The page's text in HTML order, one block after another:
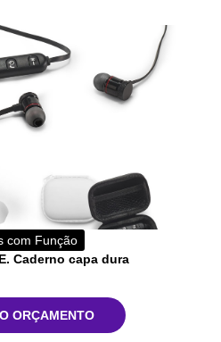
com Função
Caderno capa dura
ORÇAMENTO